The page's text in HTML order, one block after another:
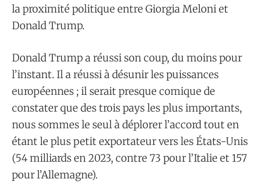
la proximité politique entre Giorgia Meloni et
Donald Trump.
Donald Trump a réussi son coup, du moins pour
l’instant. Il a réussi à désunir les puissances
européennes ; il serait presque comique de
constater que des trois pays les plus importants,
nous sommes le seul à déplorer l’accord tout en
étant le plus petit exportateur vers les États-Unis
(54 milliards en 2023, contre 73 pour l’Italie et 157
pour l’Allemagne).